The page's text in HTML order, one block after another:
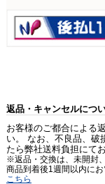
返品・キャンセルにつ
お客様のご都合による
い。 なお、不良品、破
たら弊社送料負担にて
※返品・交換は、未開封
商品到着後1週間以内に
こちら